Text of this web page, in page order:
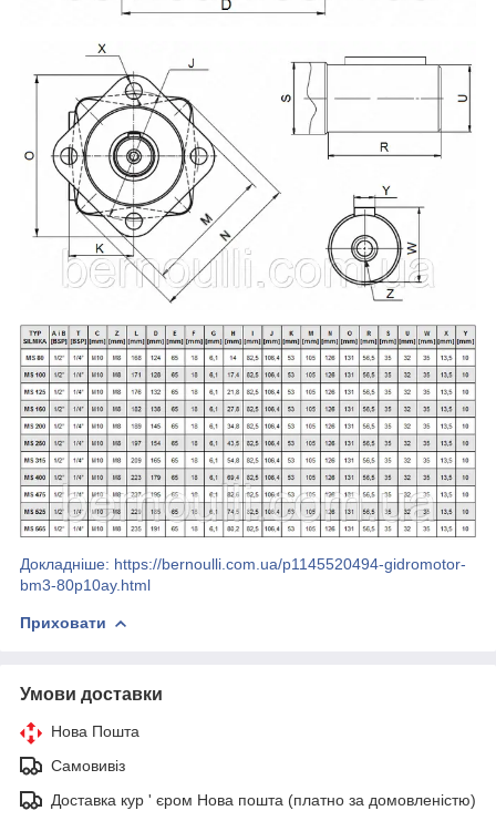
Докладніше: https://bernoulli.com.ua/p1145520494-gidromotor-
bm3-80p10ay.html
Приховати
Умови доставки
Нова Пошта
Самовивіз
Доставка кур ' єром Нова пошта (платно за домовленістю)